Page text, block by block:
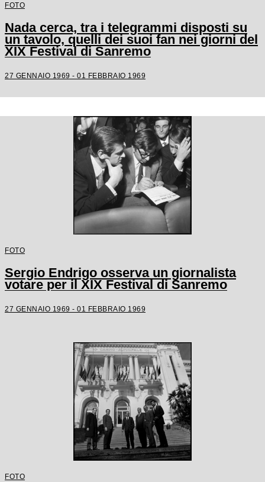
FOTO
Nada cerca, tra i telegrammi disposti su
un tavolo, quelli dei suoi fan nei giorni del
XIX Festival di Sanremo
27 GENNAIO 1969 - 01 FEBBRAIO 1969
FOTO
Sergio Endrigo osserva un giornalista
votare per il XIX Festival di Sanremo
27 GENNAIO 1969 - 01 FEBBRAIO 1969
FOTO